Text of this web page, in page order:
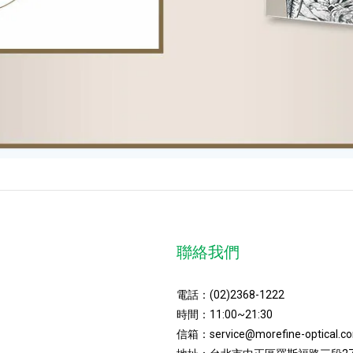
聯絡我們
電話： (02)2368-1222
時間：11:00~21:30
信箱： service@morefine-